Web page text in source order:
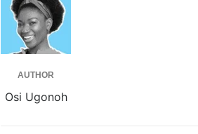
Osi Ugonoh
AUTHOR